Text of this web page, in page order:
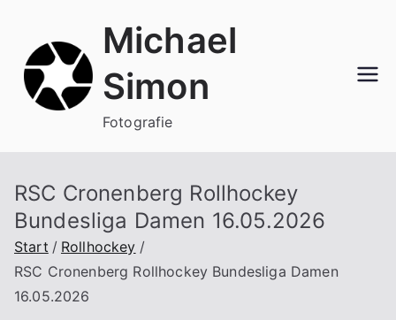
springen
Michael
Simon
Fotografie
RSC Cronenberg Rollhockey
Bundesliga Damen 16.05.2026
Start
Rollhockey
RSC Cronenberg Rollhockey Bundesliga Damen
16.05.2026